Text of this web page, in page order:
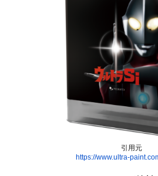
引用元
https://www.ultra-